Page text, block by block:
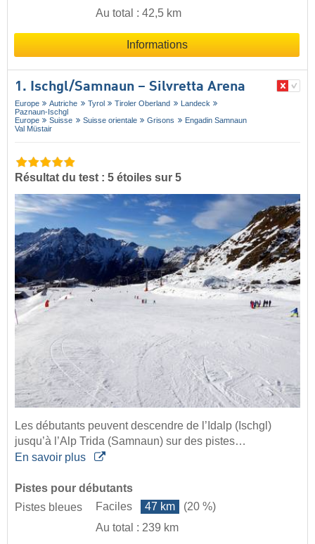
Au total : 42,5 km
Informations
1. Ischgl/​Samnaun – Silvretta Arena
Europe Autriche Tyrol Tiroler Oberland
Landeck
Paznaun-Ischgl
Europe
Suisse Suisse orientale Grisons
Engadin Samnaun
Val Müstair
Résultat du test : 5 étoiles sur 5
Les débutants peuvent descendre de l’Idalp (Ischgl)
jusqu’à l’Alp Trida (Samnaun) sur des pistes…
En savoir plus
Pistes pour débutants
Pistes bleues
Faciles 47 km
(20 %)
Au total : 239 km